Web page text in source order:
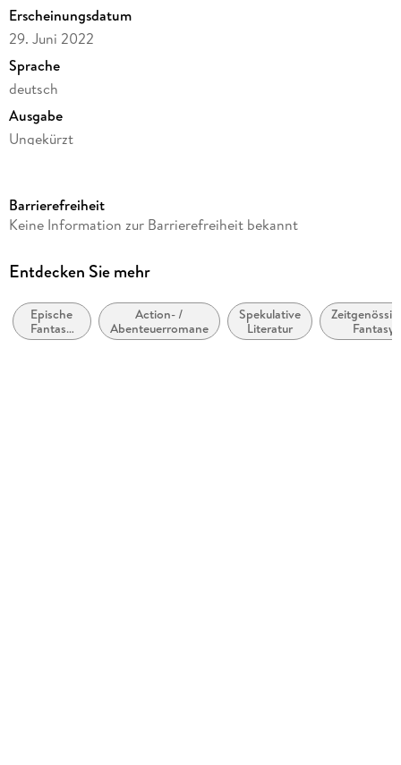
Erscheinungsdatum
29. Juni 2022
Sprache
deutsch
Ausgabe
Ungekürzt
Laufzeit
Reihe
Autor/Autorin
Jay Kristoff
Barrierefreiheit
Keine Information zur Barrierefreiheit bekannt
Entdecken Sie mehr
Epische
Fantasy
(High
Action- /
Abenteuerromane
Spekulative
Literatur
Fantasy